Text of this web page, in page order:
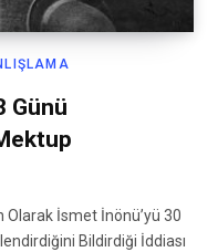
Günü
İsmet İnönü’yü 30
Bildirdiği İddiası